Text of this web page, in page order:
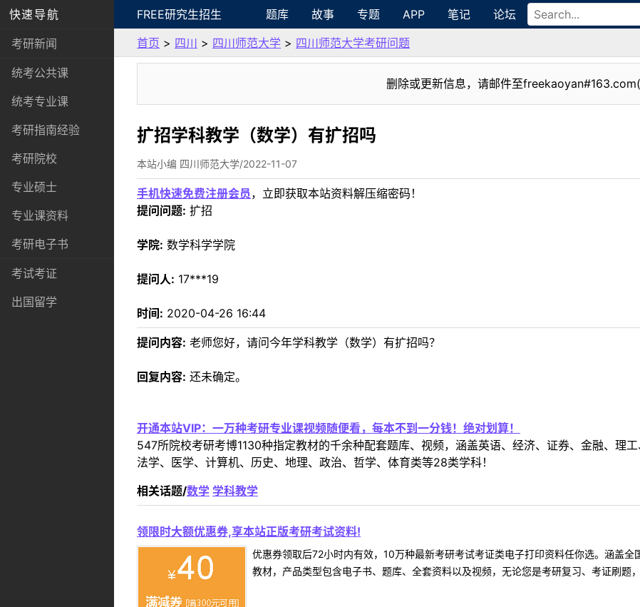
快速导航
考研新闻
统考公共课
统考专业课
考研指南经验
考研院校
专业硕士
专业课资料
考研电子书
考试考证
出国留学
FREE研究生招生 题库 故事 专题 APP 笔记 论坛
首页 > 四川 > 四川师范大学 > 四川师范大学考研问题
删除或更新信息，请邮件至
扩招学科教学（数学）有扩招吗
本站小编 四川师范大学/2022-11-07
手机快速免费注册会员 ，立即获取本站资料解压缩密码！
提问问题: 扩招
学院: 数学科学学院
提问人: 17***19
时间: 2020-04-26 16:44
提问内容: 老师您好，请问今年学科教学（数学）有扩招吗？
回复内容: 还未确定。
开通本站VIP：一万种考研专业课视频随便看，每本不到一分钱！绝对划算！
547所院校考研考博1130种指定教材的千余种配套题库、视频，涵盖英语、经济、证券、金融、理
法学、医学、计算机、历史、地理、政治、哲学、体育类等28类学科！
相关话题/数学 学科教学
领限时大额优惠券,享本站正版考研考试资料!
优惠券领取后72小时内有效，10万种最新考研考试考证类电子打印资料任你选。涵盖
教材，产品类型包含电子书、题库、全套资料以及视频，无论您是考研复习、考证刷